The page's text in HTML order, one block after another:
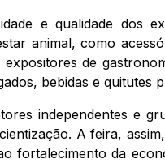
e qualidade dos
animal, como
expositores de
bebidas e quitutes
independentes e
A feira,
fortalecimento da